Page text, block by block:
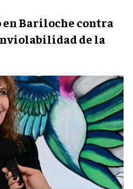
Bariloche contra
de la